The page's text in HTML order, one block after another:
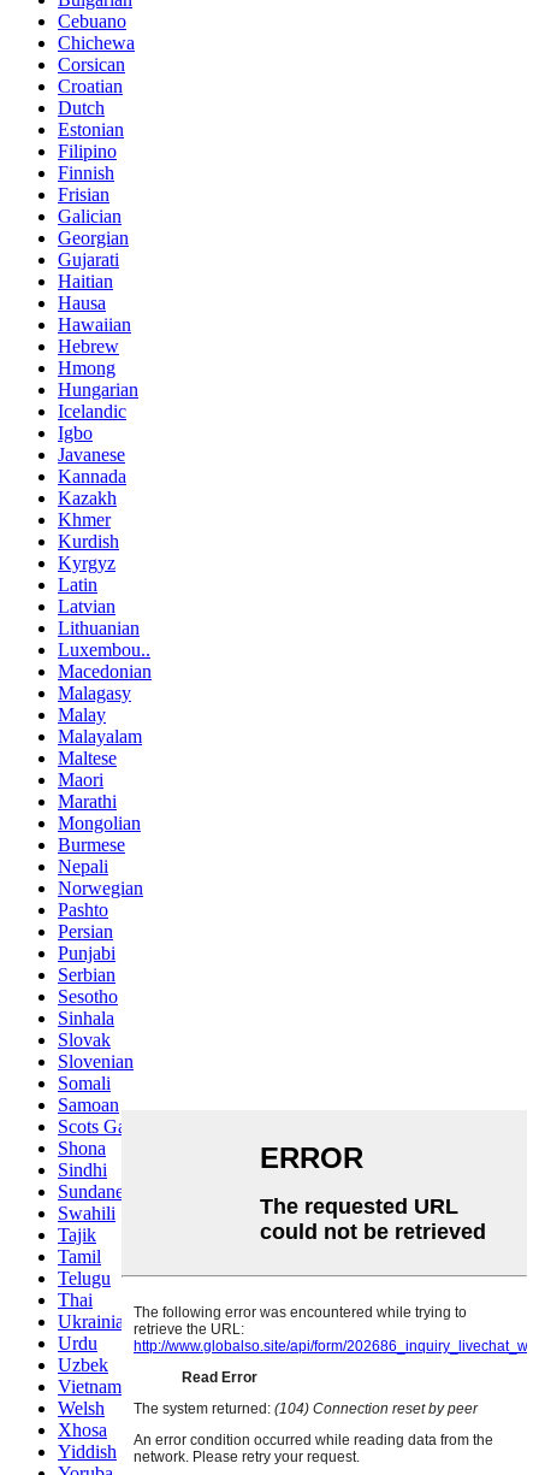
Cebuano
Chichewa
Corsican
Croatian
Dutch
Estonian
Filipino
Finnish
Frisian
Galician
Georgian
Gujarati
Haitian
Hausa
Hawaiian
Hebrew
Hmong
Hungarian
Icelandic
Igbo
Javanese
Kannada
Kazakh
Khmer
Kurdish
Kyrgyz
Latin
Latvian
Lithuanian
Luxembou..
Macedonian
Malagasy
Malay
Malayalam
Maltese
Maori
Marathi
Mongolian
Burmese
Nepali
Norwegian
Pashto
Persian
Punjabi
Serbian
Sesotho
Sinhala
Slovak
Slovenian
Somali
Samoan
Scots Gaelic
Shona
Sindhi
Sundanese
Swahili
Tajik
Tamil
Telugu
Thai
Ukrainian
Urdu
Uzbek
Vietnamese
Welsh
Xhosa
Yiddish